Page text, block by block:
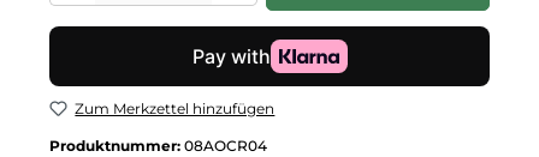
Zum Merkzettel hinzufügen
Produktnummer: 08AOCR04